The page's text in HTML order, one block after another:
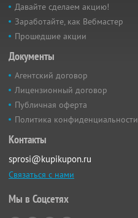
Давайте сделаем акцию!
Заработайте, как Вебмастер
Прошедшие акции
Документы
Агентский договор
Лицензионный договор
Публичная оферта
Политика конфиденциальности
Контакты
sprosi@kupikupon.ru
Связаться с нами
Мы в Соцсетях